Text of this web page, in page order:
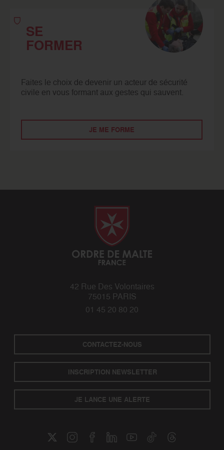
SE
FORMER
Faites le choix de devenir un acteur de sécurité
civile en vous formant aux gestes qui sauvent.
JE ME FORME
42 Rue Des Volontaires
75015 PARIS
01 45 20 80 20
CONTACTEZ-NOUS
INSCRIPTION NEWSLETTER
JE LANCE UNE ALERTE